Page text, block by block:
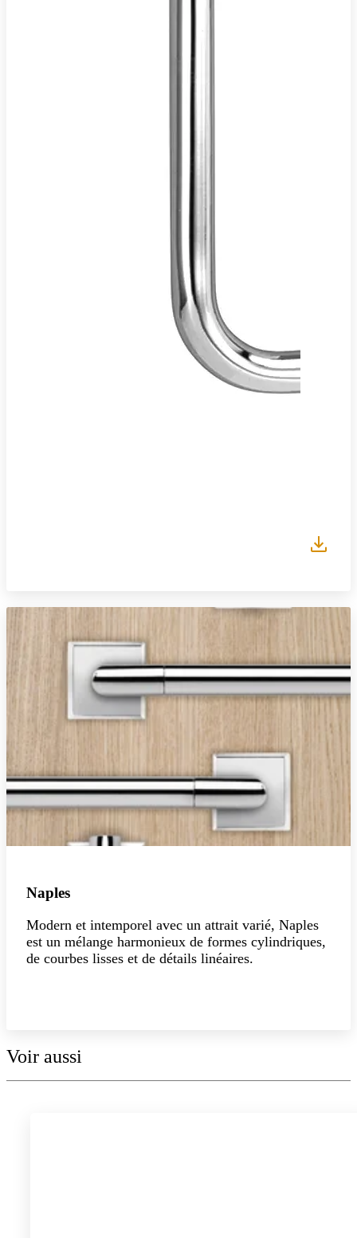
Naples
Modern et intemporel avec un attrait varié, Naples
est un mélange harmonieux de formes cylindriques,
de courbes lisses et de détails linéaires.
Voir aussi